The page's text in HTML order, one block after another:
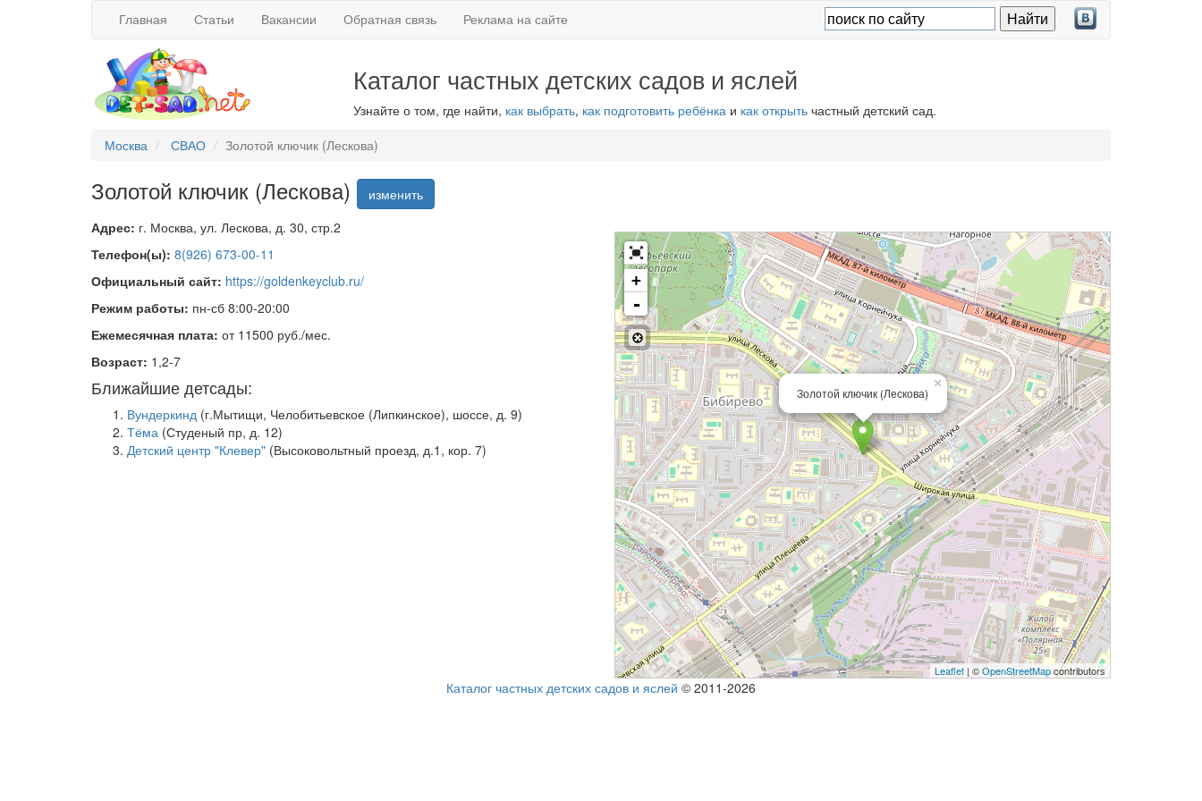
Главная Статьи Вакансии Обратная связь Реклама на сайте
Каталог частных детских садов и яслей
Узнайте о том, где найти, как выбрать, как подготовить ребёнкаи как открытьчастный детский сад.
Москва
СВАО Золотой ключик (Лескова)
Золотой ключик (Лескова)
изменить
Адрес: г. Москва, ул. Лескова, д. 30, стр.2
Телефон(ы): 8(926) 673-00-11
Официальный сайт: https://goldenkeyclub.ru/
Режим работы: пн-сб 8:00-20:00
Ежемесячная плата: от 11500 руб./мес.
Возраст: 1,2-7
Ближайшие детсады:
Вундеркинд (г.Мытищи, Челобитьевское (Липкинское), шоссе, д. 9)
Тёма (Студеный пр, д. 12)
Детский центр "Клевер" (Высоковольтный проезд, д.1, кор. 7)
×
Золотой ключик (Лескова)
+
-
Leaflet | ©OpenStreetMapcontributors
Каталог частных детских садов и яслей © 2011-2026